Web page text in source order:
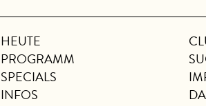
HEUTE
PROGRAMM
SPECIALS
INFOS